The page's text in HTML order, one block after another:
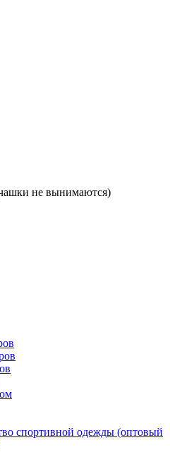
не вынимаются)
спортивной одежды (оптовый